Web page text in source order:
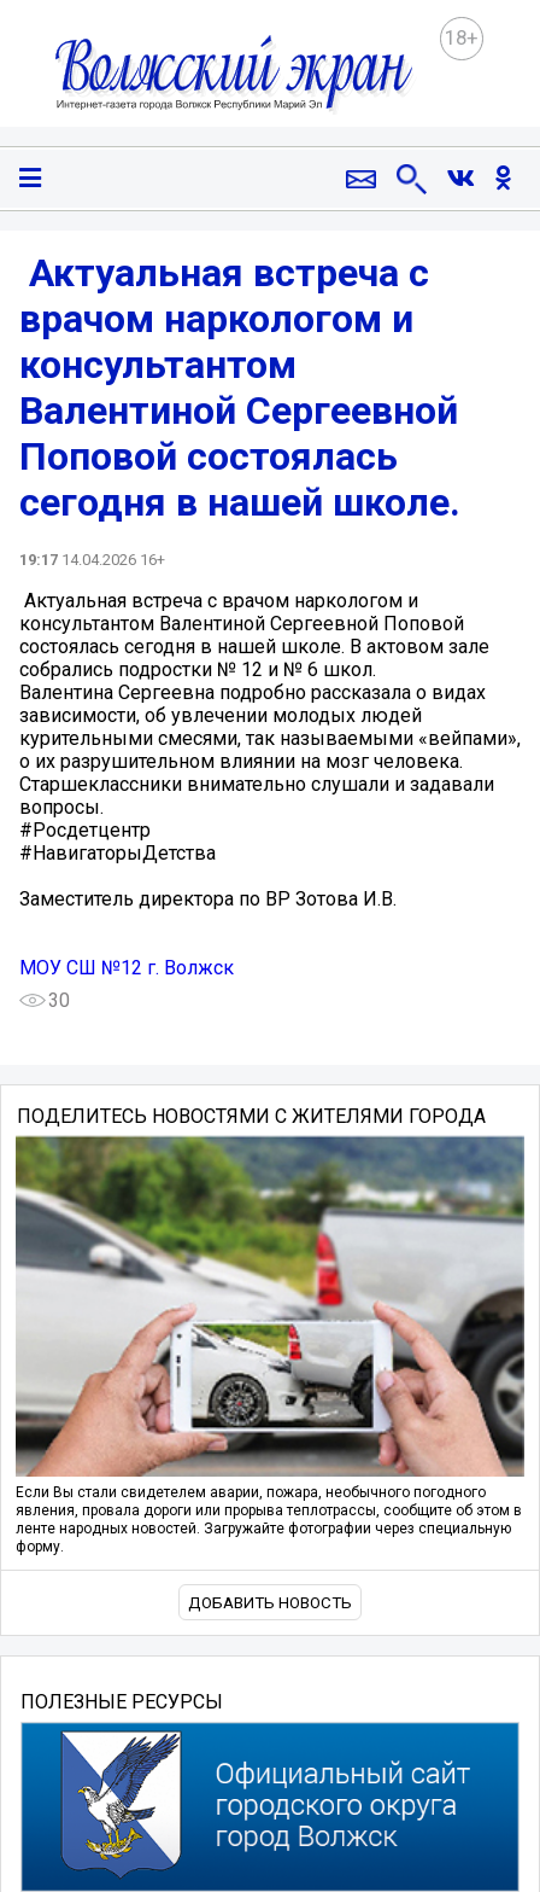
18+
️ Актуальная встреча с
врачом наркологом и
консультантом
Валентиной Сергеевной
Поповой состоялась
сегодня в нашей школе.
19:17 14.04.2026 16+
️ Актуальная встреча с врачом наркологом и
консультантом Валентиной Сергеевной Поповой
состоялась сегодня в нашей школе. В актовом зале
собрались подростки № 12 и № 6 школ.
Валентина Сергеевна подробно рассказала о видах
зависимости, об увлечении молодых людей
курительными смесями, так называемыми «вейпами»,
о их разрушительном влиянии на мозг человека.
Старшеклассники внимательно слушали и задавали
вопросы.
#Росдетцентр
#НавигаторыДетства
Заместитель директора по ВР Зотова И.В.
МОУ СШ №12 г. Волжск
30
ПОДЕЛИТЕСЬ НОВОСТЯМИ С ЖИТЕЛЯМИ ГОРОДА
Если Вы стали свидетелем аварии, пожара, необычного погодного
явления, провала дороги или прорыва теплотрассы, сообщите об этом в
ленте народных новостей. Загружайте фотографии через специальную
форму.
ДОБАВИТЬ НОВОСТЬ
ПОЛЕЗНЫЕ РЕСУРСЫ